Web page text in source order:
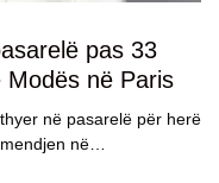
pas 33
në Paris
në pasarelë për herë
në…